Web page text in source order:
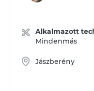
Alkalmazott
Mindenmás
Jászberény